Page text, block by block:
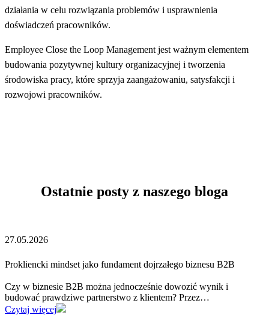
działania w celu rozwiązania problemów i usprawnienia
doświadczeń pracowników.
Employee Close the Loop Management jest ważnym elementem
budowania pozytywnej kultury organizacyjnej i tworzenia
środowiska pracy, które sprzyja zaangażowaniu, satysfakcji i
rozwojowi pracowników.
Ostatnie posty z naszego bloga
27.05.2026
Prokliencki mindset jako fundament dojrzałego biznesu B2B
Czy w biznesie B2B można jednocześnie dowozić wynik i
budować prawdziwe partnerstwo z klientem? Przez…
Czytaj więcej